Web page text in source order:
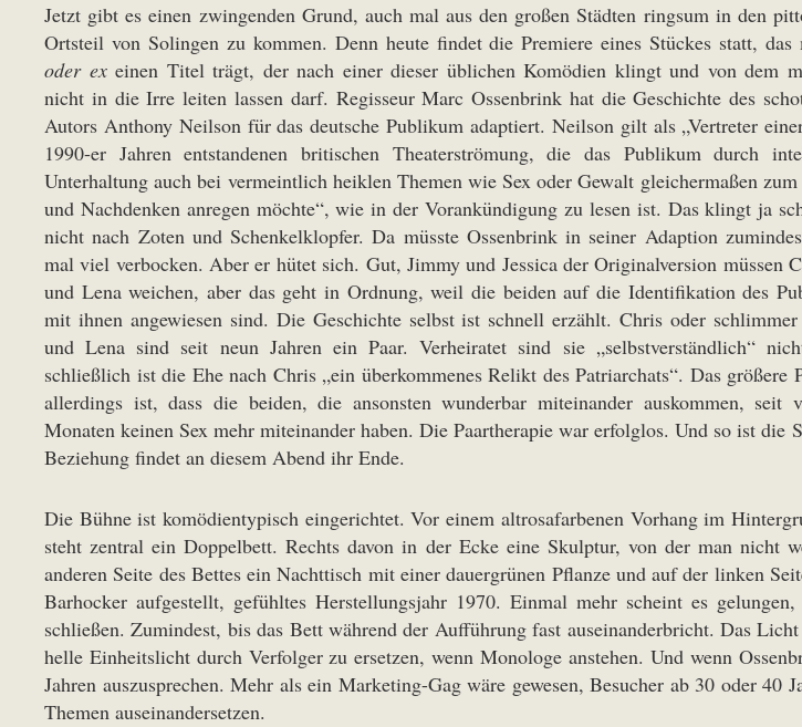
Jetzt gibt es einen zwingenden Grund, auch mal aus den großen Städten ringsum in den
Ortsteil von Solingen zu kommen. Denn heute findet die Premiere eines Stückes statt, das
oder exeinen Titel trägt, der nach einer dieser üblichen Komödien klingt und von dem
nicht in die Irre leiten lassen darf. Regisseur Marc Ossenbrink hat die Geschichte des
Autors Anthony Neilson für das deutsche Publikum adaptiert. Neilson gilt als „Vertreter
1990-er Jahren entstandenen britischen Theaterströmung, die das Publikum durch
Unterhaltung auch bei vermeintlich heiklen Themen wie Sex oder Gewalt gleichermaßen
und Nachdenken anregen möchte“, wie in der Vorankündigung zu lesen ist. Das klingt ja
nicht nach Zoten und Schenkelklopfer. Da müsste Ossenbrink in seiner Adaption
mal viel verbocken. Aber er hütet sich. Gut, Jimmy und Jessica der Originalversion müssen
und Lena weichen, aber das geht in Ordnung, weil die beiden auf die Identifikation des
mit ihnen angewiesen sind. Die Geschichte selbst ist schnell erzählt. Chris oder
und Lena sind seit neun Jahren ein Paar. Verheiratet sind sie „selbstverständlich“
schließlich ist die Ehe nach Chris „ein überkommenes Relikt des Patriarchats“. Das größere
allerdings ist, dass die beiden, die ansonsten wunderbar miteinander auskommen, seit
Monaten keinen Sex mehr miteinander haben. Die Paartherapie war erfolglos. Und so ist die
Beziehung findet an diesem Abend ihr Ende.
Die Bühne ist komödientypisch eingerichtet. Vor einem altrosafarbenen Vorhang im
steht zentral ein Doppelbett. Rechts davon in der Ecke eine Skulptur, von der man
anderen Seite des Bettes ein Nachttisch mit einer dauergrünen Pflanze und auf der linken
Barhocker aufgestellt, gefühltes Herstellungsjahr 1970. Einmal mehr scheint es
schließen. Zumindest, bis das Bett während der Aufführung fast auseinanderbricht. Das
helle Einheitslicht durch Verfolger zu ersetzen, wenn Monologe anstehen. Und wenn
Jahren auszusprechen. Mehr als ein Marketing-Gag wäre gewesen, Besucher ab 30 oder
Themen auseinandersetzen.